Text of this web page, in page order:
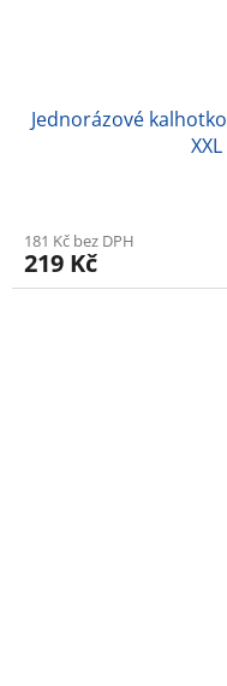
Jednorázové
181 Kč bez DPH
219 Kč